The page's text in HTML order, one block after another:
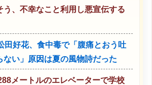
う、不幸なこと利用し悪宣伝する
田好花、食中毒で「腹痛とおう吐
ない」原因は夏の風物詩だった
メートルのエレベーターで学校